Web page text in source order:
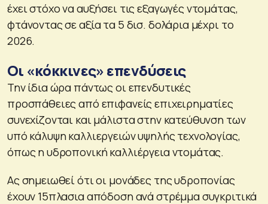
έχει στόχο να αυξήσει τις εξαγωγές ντομάτας,
φτάνοντας σε αξία τα 5 δισ. δολάρια μέχρι το
2026.
Οι «κόκκινες» επενδύσεις
Την ίδια ώρα πάντως οι επενδυτικές
προσπάθειες από επιφανείς επιχειρηματίες
συνεχίζονται και μάλιστα στην κατεύθυνση των
υπό κάλυψη καλλιεργειών υψηλής τεχνολογίας,
όπως η υδροπονική καλλιέργεια ντομάτας.
Ας σημειωθεί ότι οι μονάδες της υδροπονίας
έχουν 15πλασια απόδοση ανά στρέμμα συγκριτικά